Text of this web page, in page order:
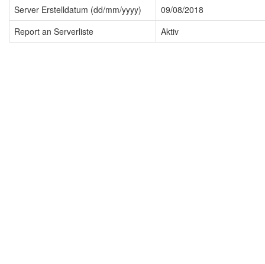
Server Erstelldatum (dd/mm/yyyy)
09/08/2018
Report an Serverliste
Aktiv